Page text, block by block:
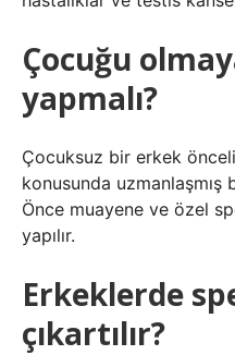
Çocuğu
yapmalı?
Çocuksuz bir erkek
konusunda uzmanlaşmış
Önce muayene ve özel
yapılır.
Erkeklerde
çıkartılır?